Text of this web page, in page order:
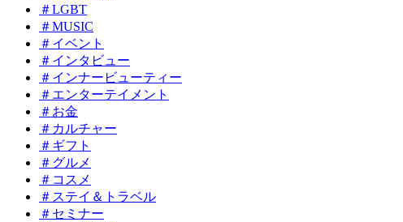
＃LGBT
＃MUSIC
＃イベント
＃インタビュー
＃インナービューティー
＃エンターテイメント
＃お金
＃カルチャー
＃ギフト
＃グルメ
＃コスメ
＃ステイ＆トラベル
＃セミナー